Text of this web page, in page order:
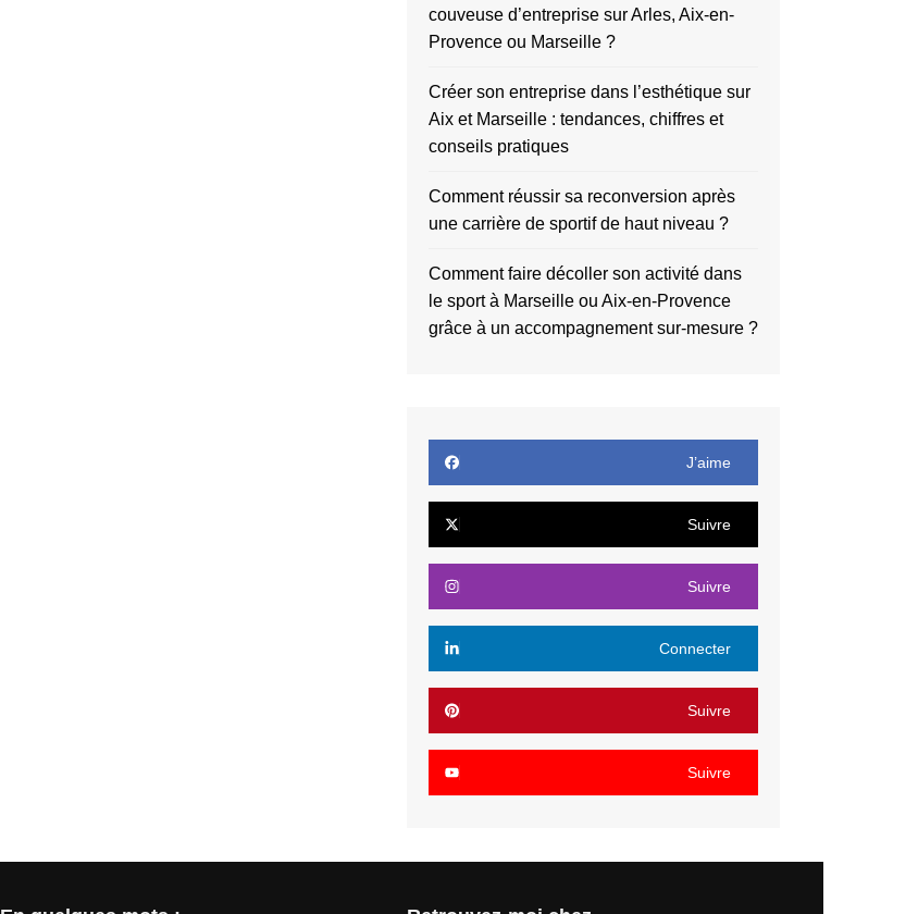
couveuse d’entreprise sur Arles, Aix-en-
Provence ou Marseille ?
Créer son entreprise dans l’esthétique sur
Aix et Marseille : tendances, chiffres et
conseils pratiques
Comment réussir sa reconversion après
une carrière de sportif de haut niveau ?
Comment faire décoller son activité dans
le sport à Marseille ou Aix-en-Provence
grâce à un accompagnement sur-mesure ?
J’aime
Suivre
Suivre
Connecter
Suivre
Suivre